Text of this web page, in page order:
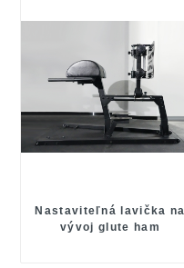
Nastaviteľná lavička na
vývoj glute ham